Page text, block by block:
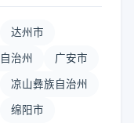
达州市
治州 广安市
凉山彝族自治州
绵阳市